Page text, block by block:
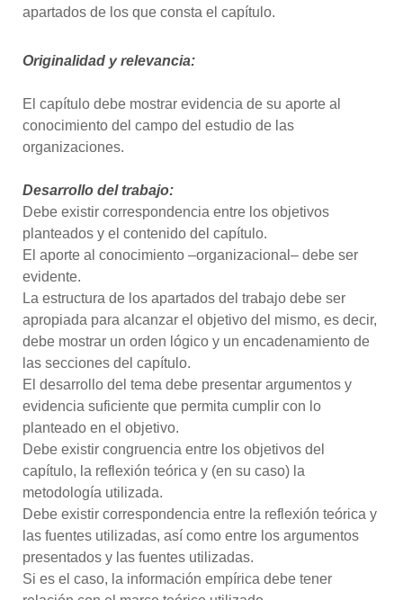
apartados de los que consta el capítulo.
Originalidad y relevancia:
El capítulo debe mostrar evidencia de su aporte al
conocimiento del campo del estudio de las
organizaciones.
Desarrollo del trabajo:
Debe existir correspondencia entre los objetivos
planteados y el contenido del capítulo.
El aporte al conocimiento –organizacional– debe ser
evidente.
La estructura de los apartados del trabajo debe ser
apropiada para alcanzar el objetivo del mismo, es decir,
debe mostrar un orden lógico y un encadenamiento de
las secciones del capítulo.
El desarrollo del tema debe presentar argumentos y
evidencia suficiente que permita cumplir con lo
planteado en el objetivo.
Debe existir congruencia entre los objetivos del
capítulo, la reflexión teórica y (en su caso) la
metodología utilizada.
Debe existir correspondencia entre la reflexión teórica y
las fuentes utilizadas, así como entre los argumentos
presentados y las fuentes utilizadas.
Si es el caso, la información empírica debe tener